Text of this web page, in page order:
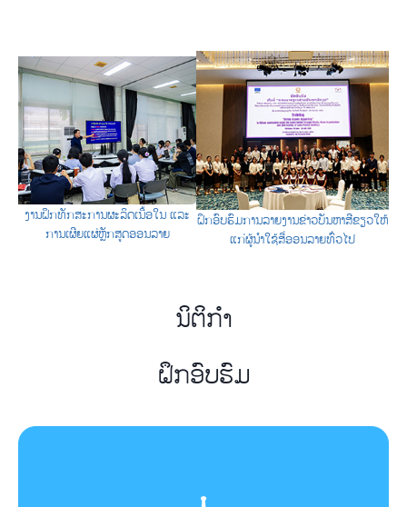
ງານຝຶກທັກສະການຜະລິດເນື້ອໃນ ແລະ
ການເຜີຍແຜ່ຫຼັກສູດອອນລາຍ
ຝຶກອົບຮົມການລາຍງານຂ່າວບັນຫາສີຂຽວໃຫ້
ແກ່ຜູ້ນຳໃຊ້ສື່ອອນລາຍທົ່ວໄປ
ນິຕິກຳ
ຝຶກອົບຮົມ